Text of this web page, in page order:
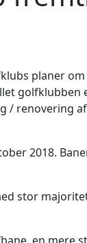
planer
golfklubben
/ renovering
2018.
stor